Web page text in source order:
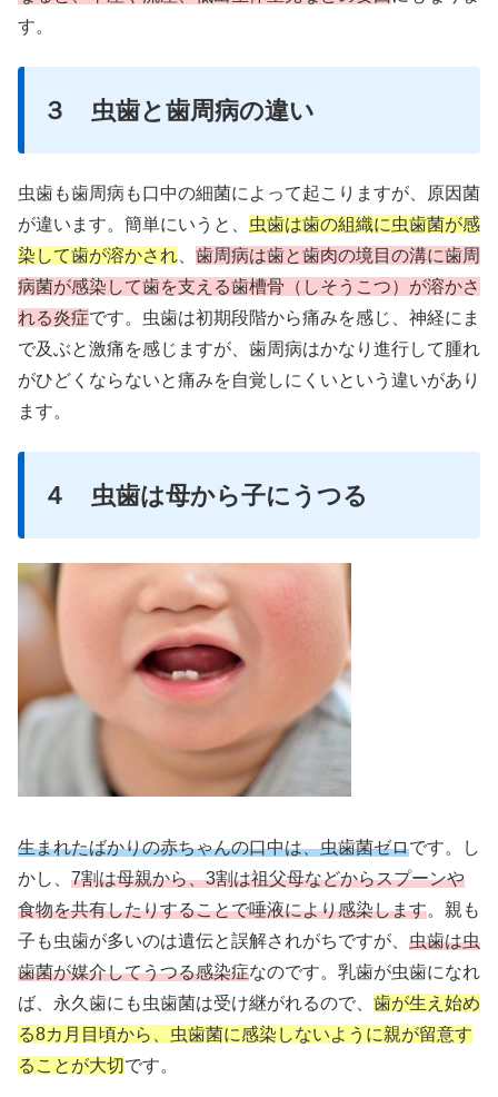
す。
３ 虫歯と歯周病の違い
虫歯も歯周病も口中の細菌によって起こりますが、原因菌
が違います。簡単にいうと、 虫歯は歯の組織に虫歯菌が感
染して歯が溶かされ
歯周病は歯と歯肉の境目の溝に歯周
病菌が感染して歯を支える歯槽骨（しそうこつ）が溶かさ
れる炎症です。虫歯は初期段階から痛みを感じ、神経にま
で及ぶと激痛を感じますが、歯周病はかなり進行して腫れ
がひどくならないと痛みを自覚しにくいという違いがあり
ます。
４ 虫歯は母から子にうつる
生まれたばかりの赤ちゃんの口中は、虫歯菌ゼロです。し
かし、 7割は母親から、3割は祖父母などからスプーンや
食物を共有したりすることで唾液により感染します。親も
子も虫歯が多いのは遺伝と誤解されがちですが、 虫歯は虫
歯菌が媒介してうつる感染症なのです。乳歯が虫歯になれ
ば、永久歯にも虫歯菌は受け継がれるので、 歯が生え始め
る8カ月目頃から、虫歯菌に感染しないように親が留意す
ることが大切です。